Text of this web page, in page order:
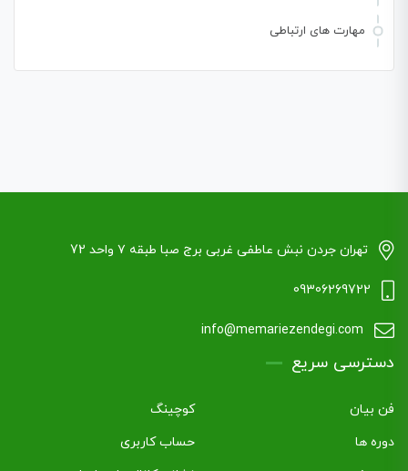
مهارت های ارتباطی
تهران جردن نبش عاطفی غربی برج صبا طبقه ۷ واحد 72
09306269722
info@memariezendegi.com
دسترسی سریع
فن بیان
کوچینگ
دوره ها
حساب کاربری